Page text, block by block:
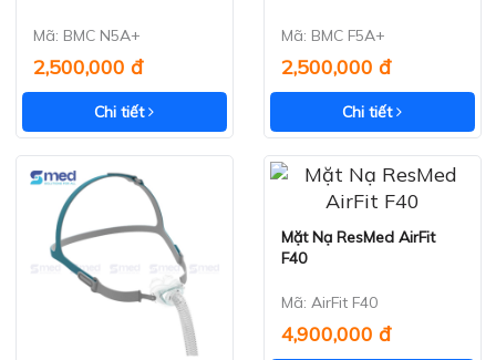
Mã: BMC N5A+
2,500,000 đ
Chi tiết
Mã: BMC F5A+
2,500,000 đ
Chi tiết
Xem nhanh
Mặt Nạ ResMed AirFit
F40
Mã: AirFit F40
4,900,000 đ